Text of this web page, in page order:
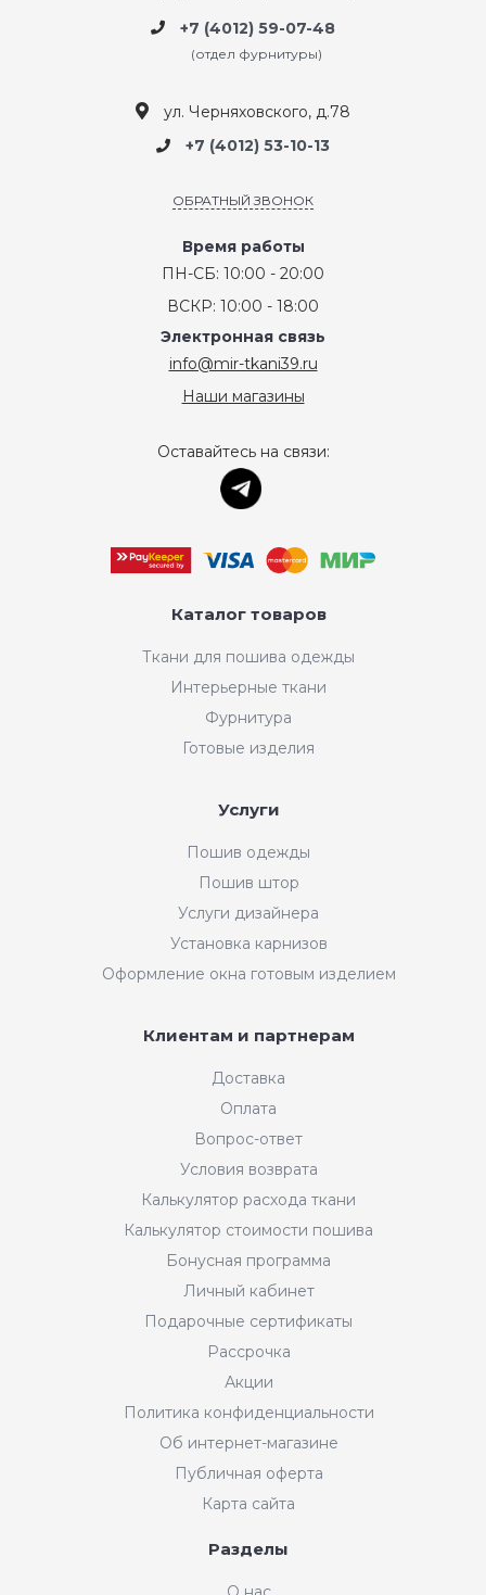
Интернет-магазин "Мир
+7 (4012) 59-07-48
(отдел фурнитуры)
ул. Черняховского, д.78
+7 (4012) 53-10-13
ОБРАТНЫЙ ЗВОНОК
Время работы
ПН-СБ: 10:00 - 20:00
ВСКР: 10:00 - 18:00
Электронная связь
info@mir-tkani39.ru
Наши магазины
Оставайтесь на связи:
Каталог товаров
Ткани для пошива одежды
Интерьерные ткани
Фурнитура
Готовые изделия
Услуги
Пошив одежды
Пошив штор
Услуги дизайнера
Установка карнизов
Оформление окна готовым изделием
Клиентам и партнерам
Доставка
Оплата
Вопрос-ответ
Условия возврата
Калькулятор расхода ткани
Калькулятор стоимости пошива
Бонусная программа
Личный кабинет
Подарочные сертификаты
Рассрочка
Акции
Политика конфиденциальности
Об интернет-магазине
Публичная оферта
Карта сайта
Разделы